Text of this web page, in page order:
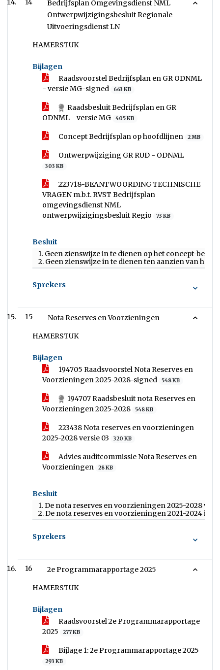
14
Bedrijfsplan Omgevingsdienst NML
Ontwerpwijzigingsbesluit Regionale
Uitvoeringsdienst LN
HAMERSTUK
Bijlagen
Raadsvoorstel Bedrijfsplan en GR ODNML
- versie MG-signed
663 KB
Raadsbesluit Bedrijfsplan en GR
ODNML - versie MG
405 KB
Concept Bedrijfsplan op hoofdlijnen 2 MB
Ontwerpwijziging GR RUD - ODNML
303 KB
223718-BEANTWOORDING TECHNISCHE
VRAGEN m.b.t. RVST Bedrijfsplan
omgevingsdienst NML
ontwerpwijzigingsbesluit Regio
73 KB
Besluit
1. Geen zienswijze in te dienen op het concept-
2. Geen zienswijze in te dienen ten aanzien van
Sprekers
15 Nota Reserves en Voorzieningen
HAMERSTUK
Bijlagen
194705 Raadsvoorstel Nota Reserves en
Voorzieningen 2025-2028-signed
548 KB
194707 Raadsbesluit nota Reserves en
Voorzieningen 2025-2028
548 KB
223438 Nota reserves en voorzieningen
2025-2028 versie 03
320 KB
Advies auditcommissie Nota Reserves en
Voorzieningen
28 KB
Besluit
1. De nota reserves en voorzieningen 2025-2028 vast
2. De nota reserves en voorzieningen 2021-2024 in
Sprekers
16 2e Programmarapportage 2025
HAMERSTUK
Bijlagen
Raadsvoorstel 2e Programmarapportage
2025
277 KB
Bijlage 1: 2e Programmarapportage 2025
293 KB